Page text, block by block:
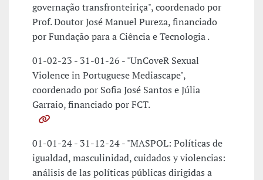
governação transfronteiriça", coordenado por
Prof. Doutor José Manuel Pureza, financiado
por Fundação para a Ciência e Tecnologia .
01-02-23 - 31-01-26 - "UnCoveR Sexual
Violence in Portuguese Mediascape",
coordenado por Sofia José Santos e Júlia
Garraio, financiado por FCT.
01-01-24 - 31-12-24 - "MASPOL: Políticas de
igualdad, masculinidad, cuidados y violencias:
análisis de las políticas públicas dirigidas a